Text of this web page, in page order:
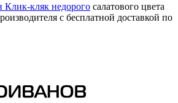
Клик-кляк недорого салатового цвета
с бесплатной доставкой по